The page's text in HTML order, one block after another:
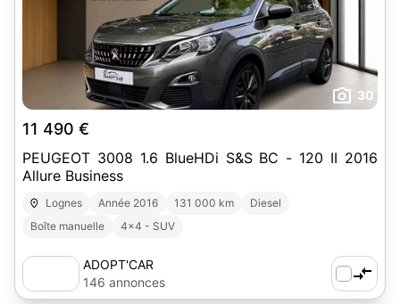
30
11 490 €
PEUGEOT 3008 1.6 BlueHDi S&S BC - 120 II 2016
Allure Business
Lognes Année 2016 131 000 km
Diesel
Boîte manuelle
4x4 - SUV
ADOPT'CAR
146 annonces